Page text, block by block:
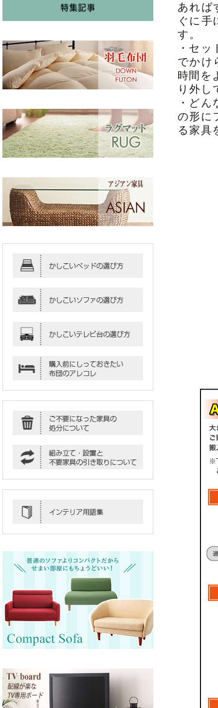
あれば
ぐに手
す。
・セ
でかけ
時間を
り外し
・ど
の形に
る家具